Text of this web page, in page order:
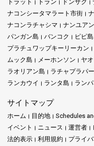
トラット トラン ドンサク
ナコンシータマラート市街
ナコンラチャシマ
ナンユア
パンガン島
バンコク ピピ島
プラチュワップキーリーカン
ムック島
メーホンソン ヤ
ラオリアン島
ラチャプラパ
ランカウイ
ランタ島 ラン
サイトマップ
ホーム 目的地 Schedules
イベント
ニュース 運営者
法的表示
利用規約 プライ